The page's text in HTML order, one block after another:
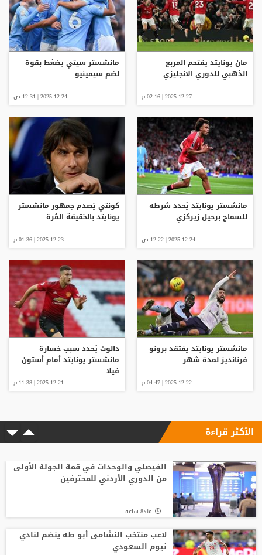
مان يونايتد يقتحم المربع
الذهبي للدوري الانجليزي
2025-12-27 | 02:16 م
مانشستر سيتي يضغط بقوة
لضم سيمينيو
2025-12-24 | 12:31 ص
مانشستر يونايتد يُحدد شرطه
للسماح برحيل زيركزي
2025-12-24 | 12:22 ص
كونتي يَصدم جمهور مانشستر
يونايتد بالحَقيقة المُرة
2025-12-23 | 01:36 م
مانشستر يونايتد يفتقد برونو
فرنانديز لمدة شهر
2025-12-22 | 04:47 م
دالوت يُحدد سبب خسارة
مانشستر يونايتد أمام أستون
فيلا
2025-12-21 | 11:38 م
الأكثر قراءة
الفيصلي والوحدات في قمة الجولة الأولى
من الدوري الأردني للمحترفين
منذ8 ساعة
لاعب منتخب النشامى أبو طه ينضم لنادي
نيوم السعودي